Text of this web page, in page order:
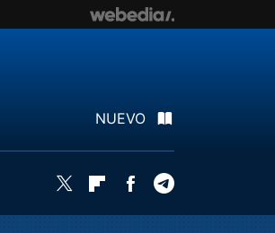
NUEVO
Twitter FlipboardFacebook